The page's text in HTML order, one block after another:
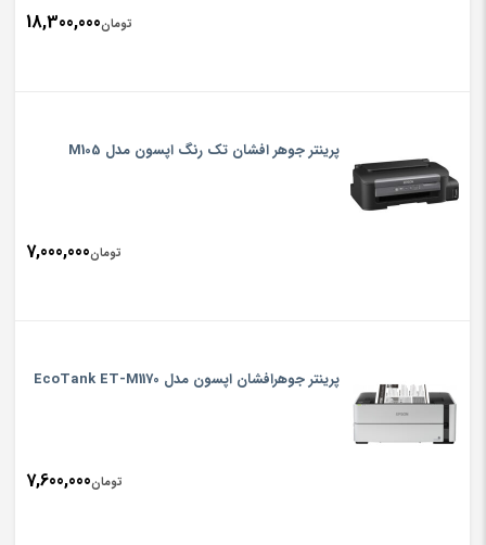
تومان18,300,000
پرینتر جوهر افشان تک رنگ اپسون مدل M105
تومان7,000,000
پرینتر جوهرافشان اپسون مدل EcoTank ET-M1170
تومان7,600,000